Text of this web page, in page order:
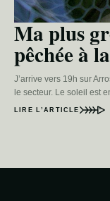
Ma plus
pêchée à
J’arrive vers 19h sur
le secteur. Le soleil est
LIRE L’ARTICLE